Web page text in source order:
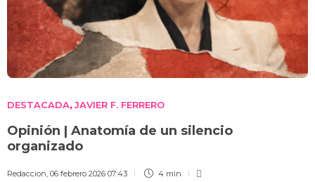
DESTACADA, JAVIER F. FERRERO
Opinión | Anatomía de un silencio
organizado
Redaccion 06 febrero 2026 07:43 4 min